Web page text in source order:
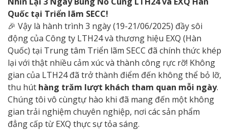
Quốc tại Triển lãm SECC!
🎉 Vậy là hành trình 3 ngày (19-21/06/2025) đầy sôi
động của Công ty LTH24 và thương hiệu EXQ (Hàn
Quốc) tại Trung tâm Triển lãm SECC đã chính thức khép
lại với thật nhiều cảm xúc và thành công rực rỡ! Không
gian của LTH24 đã trở thành điểm đến không thể bỏ lỡ,
thu hút hàng trăm lượt khách tham quan mỗi ngày.
Chúng tôi vô cùngtự hào khi đã mang đến một không
gian trải nghiệm chuyên nghiệp, nơi các sản phẩm
đẳng cấp từ EXQ thực sự tỏa sáng.